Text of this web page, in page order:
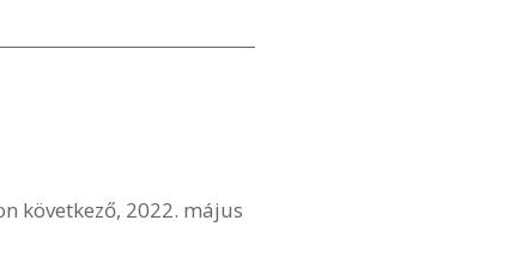
következő, 2022. május